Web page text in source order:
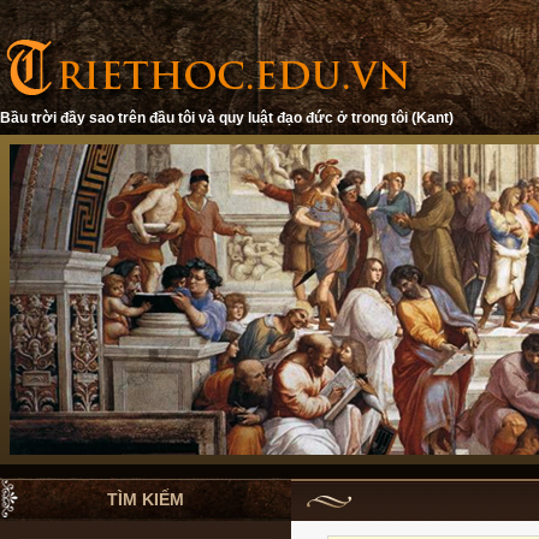
Bầu trời đầy sao trên đầu tôi và quy luật đạo đức ở trong tôi (Kant)
TÌM KIẾM